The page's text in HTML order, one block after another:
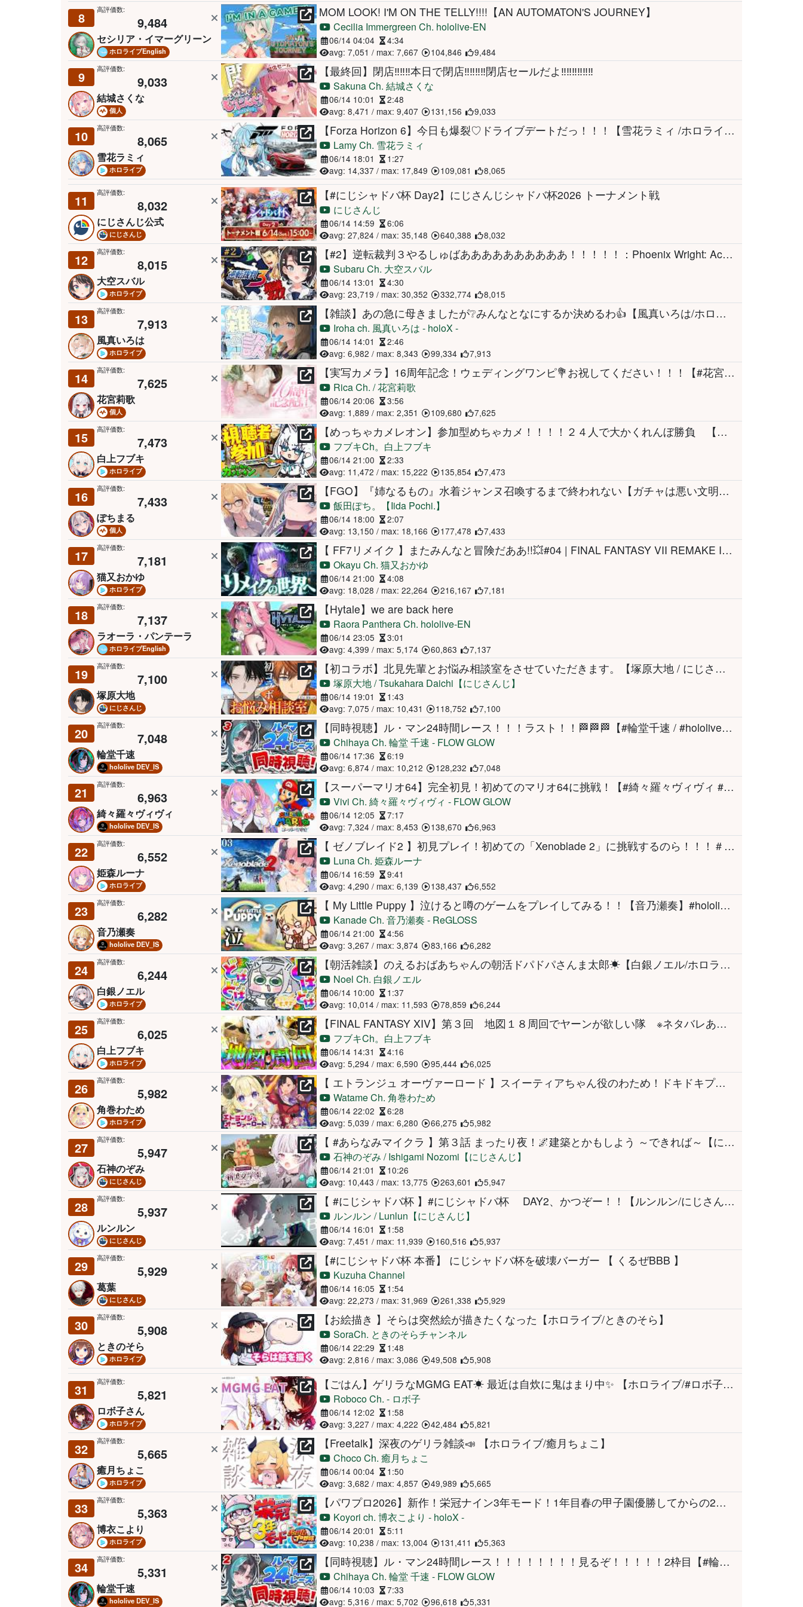
8 高評価数:
9,484
セシリア・イマーグリーン
ホロライブEnglish
MOM LOOK! I'M ON THE TELLY!!!!【AN AUTOMATON'S JOURNEY】
Cecilia Immergreen Ch. hololive-EN
06/14 04:04
4:34
avg: 7,051 / max: 7,667
104,846 9,484
9 高評価数:
9,033
結城さくな
個人
【最終回】閉店‼‼‼本日で閉店‼‼‼‼閉店セールだよ‼‼‼‼‼‼
Sakuna Ch. 結城さくな
06/14 10:01
2:48
avg: 8,471 / max: 9,407
131,156 9,033
10 高評価数:
8,065
雪花ラミィ
ホロライブ
【Forza Horizon 6】今日も爆裂♡ドライブデートだっ！！！【雪花ラミィ /ホロライブ】
Lamy Ch. 雪花ラミィ
06/14 18:01
1:27
avg: 14,337 / max: 17,849
109,081 8,065
11 高評価数:
8,032
にじさんじ公式
にじさんじ
【#にじシャドバ杯 Day2】にじさんじシャドバ杯2026 トーナメント戦
にじさんじ
06/14 14:59
6:06
avg: 27,824 / max: 35,148
640,388 8,032
12 高評価数:
8,015
大空スバル
ホロライブ
【#2】逆転裁判３やるしゅばああああああああああ！！！！！：Phoenix Wright: Ace Attorney - Trials and Tribulations【ネタバレあり】
Subaru Ch. 大空スバル
06/14 13:01
4:30
avg: 23,719 / max: 30,352
332,774 8,015
13 高評価数:
7,913
風真いろは
ホロライブ
【雑談】あの急に母きましたが❔みんなとなにするか決めるわ👍【風真いろは/ホロライブ】
Iroha ch. 風真いろは - holoX -
06/14 14:01
2:46
avg: 6,982 / max: 8,343
99,334 7,913
14 高評価数:
7,625
花宮莉歌
個人
【実写カメラ】16周年記念！ウェディングワンピ💐お祝してください！！！【#花宮莉歌16周年】
Rica Ch. / 花宮莉歌
06/14 20:06
3:56
avg: 1,889 / max: 2,351
109,680 7,625
15 高評価数:
7,473
白上フブキ
ホロライブ
【めっちゃカメレオン】参加型めちゃカメ！！！！２４人で大かくれんぼ勝負 【ホロライブ/白上フブキ】
フブキCh。白上フブキ
06/14 21:00
2:33
avg: 11,472 / max: 15,222
135,854 7,473
16 高評価数:
7,433
ぽちまる
個人
【FGO】『姉なるもの』水着ジャンヌ召喚するまで終われない【ガチャは悪い文明】【飯田ぽち。Iida Pochi.】
飯田ぽち。【Iida Pochi.】
06/14 18:00
2:07
avg: 13,150 / max: 18,166
177,478 7,433
17 高評価数:
7,181
猫又おかゆ
ホロライブ
【 FF7リメイク 】またみんなと冒険だああ!!💥#04 | FINAL FANTASY VII REMAKE INTERGRADE【 猫又おかゆ/ホロライブ 】※ネタバレあり
Okayu Ch. 猫又おかゆ
06/14 21:00
4:08
avg: 18,028 / max: 22,264
216,167 7,181
18 高評価数:
7,137
ラオーラ・パンテーラ
ホロライブEnglish
【Hytale】we are back here
Raora Panthera Ch. hololive-EN
06/14 23:05
3:01
avg: 4,399 / max: 5,174
60,863 7,137
19 高評価数:
7,100
塚原大地
にじさんじ
【初コラボ】北見先輩とお悩み相談室をさせていただきます。【塚原大地 / にじさんじ】
塚原大地 / Tsukahara Daichi【にじさんじ】
06/14 19:01
1:43
avg: 7,075 / max: 10,431
118,752 7,100
20 高評価数:
7,048
輪堂千速
hololive DEV_IS
【同時視聴】ル・マン24時間レース！！！ラスト！！🏁🏁🏁【#輪堂千速 / #hololivedev_is #FLOWGLOW 】
Chihaya Ch. 輪堂 千速 - FLOW GLOW
06/14 17:36
6:19
avg: 6,874 / max: 10,212
128,232 7,048
21 高評価数:
6,963
綺々羅々ヴィヴィ
hololive DEV_IS
【スーパーマリオ64】完全初見！初めてのマリオ64に挑戦！【#綺々羅々ヴィヴィ #hololiveDEV_IS #FLOWGLOW】
Vivi Ch. 綺々羅々ヴィヴィ - FLOW GLOW
06/14 12:05
7:17
avg: 7,324 / max: 8,453
138,670 6,963
22 高評価数:
6,552
姫森ルーナ
ホロライブ
【 ゼノブレイド2 】初見プレイ！初めての「Xenoblade 2」に挑戦するのら！！！＃03【姫森ルーナ/ホロライブ】
Luna Ch. 姫森ルーナ
06/14 16:59
9:41
avg: 4,290 / max: 6,139
138,437 6,552
23 高評価数:
6,282
音乃瀬奏
hololive DEV_IS
【 My Little Puppy 】泣けると噂のゲームをプレイしてみる！！【音乃瀬奏】#hololiveDEV_IS #ReGLOSS
Kanade Ch. 音乃瀬奏 ‐ ReGLOSS
06/14 21:00
4:56
avg: 3,267 / max: 3,874
83,166 6,282
24 高評価数:
6,244
白銀ノエル
ホロライブ
【朝活雑談】のえるおばあちゃんの朝活ドパドパさんま太郎☀【白銀ノエル/ホロライブ】
Noel Ch. 白銀ノエル
06/14 10:00
1:37
avg: 10,014 / max: 11,593
78,859 6,244
25 高評価数:
6,025
白上フブキ
ホロライブ
【FINAL FANTASY XIV】第３回 地図１８周回でヤーンが欲しい隊 ※ネタバレあり※ 【ホロライブ/白上フブキ】
フブキCh。白上フブキ
06/14 14:31
4:16
avg: 5,294 / max: 6,590
95,444 6,025
26 高評価数:
5,982
角巻わため
ホロライブ
【 エトランジュ オーヴァーロード 】スイーティアちゃん役のわため！ドキドキプレイ！ #最終回【角巻わため/ホロライブ４期生】※ネタバレあり
Watame Ch. 角巻わため
06/14 22:02
6:28
avg: 5,039 / max: 6,280
66,275 5,982
27 高評価数:
5,947
石神のぞみ
にじさんじ
【 #あらなみマイクラ 】第３話 まったり夜！🌌建築とかもしよう ～できれば～【にじさんじ所属 ／ 石神のぞみ】
石神のぞみ / Ishigami Nozomi【にじさんじ】
06/14 21:01
10:26
avg: 10,443 / max: 13,775
263,601 5,947
28 高評価数:
5,937
ルンルン
にじさんじ
【 #にじシャドバ杯 】#にじシャドバ杯 DAY2、かつぞー！！【ルンルン/にじさんじ】
ルンルン / Lunlun【にじさんじ】
06/14 16:01
1:58
avg: 7,451 / max: 11,939
160,516 5,937
29 高評価数:
5,929
葛葉
にじさんじ
【#にじシャドバ杯 本番】 にじシャドバ杯を破壊バーガー 【 くるぜBBB 】
Kuzuha Channel
06/14 16:05
1:54
avg: 22,273 / max: 31,969
261,338 5,929
30 高評価数:
5,908
ときのそら
ホロライブ
【お絵描き 】そらは突然絵が描きたくなった【ホロライブ/ときのそら】
SoraCh. ときのそらチャンネル
06/14 22:29
1:48
avg: 2,816 / max: 3,086
49,508 5,908
31 高評価数:
5,821
ロボ子さん
ホロライブ
【ごはん】ゲリラなMGMG EAT☀ 最近は自炊に鬼はまり中✨ 【ホロライブ/#ロボ子生放送 】
Roboco Ch. - ロボ子
06/14 12:02
1:58
avg: 3,227 / max: 4,222
42,484 5,821
32 高評価数:
5,665
癒月ちょこ
ホロライブ
【Freetalk】深夜のゲリラ雑談📣 【ホロライブ/癒月ちょこ】
Choco Ch. 癒月ちょこ
06/14 00:04
1:50
avg: 3,682 / max: 4,857
49,989 5,665
33 高評価数:
5,363
博衣こより
ホロライブ
【パワプロ2026】新作！栄冠ナイン3年モード！1年目春の甲子園優勝してからの2年目夏の大会！⚾✨【博衣こより/ホロライブ】
Koyori ch. 博衣こより - holoX -
06/14 20:01
5:11
avg: 10,238 / max: 13,004
131,411 5,363
34 高評価数:
5,331
輪堂千速
hololive DEV_IS
【同時視聴】ル・マン24時間レース！！！！！！！！見るぞ！！！！！2枠目【#輪堂千速 / #hololivedev_is #FLOWGLOW 】
Chihaya Ch. 輪堂 千速 - FLOW GLOW
06/14 10:03
7:33
avg: 5,316 / max: 5,702
96,618 5,331